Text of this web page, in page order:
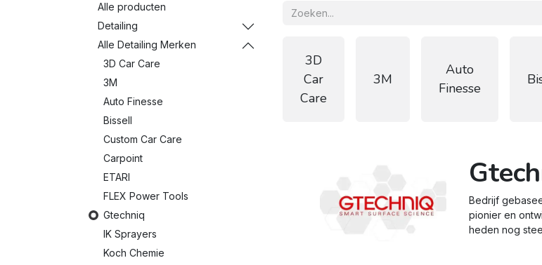
Alle producten
Detailing
Alle Detailing Merken
3D Car Care
3M
Auto Finesse
Bissell
Custom Car Care
Carpoint
ETARI
FLEX Power Tools
Gtechniq
IK Sprayers
Koch Chemie
3D
Car
Care
3M
Auto
Finesse
Bedrijf
pionier en
heden nog